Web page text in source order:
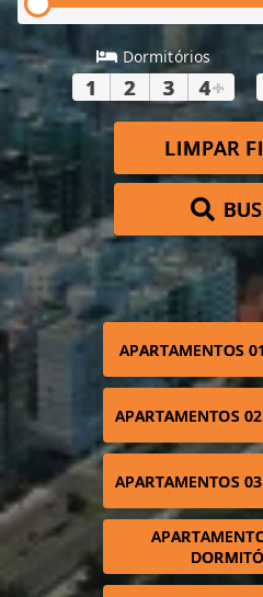
Dormitórios
1 2 3 4+
LIMPAR
APARTAMENTOS
APARTAMENTOS
APARTAMENTOS